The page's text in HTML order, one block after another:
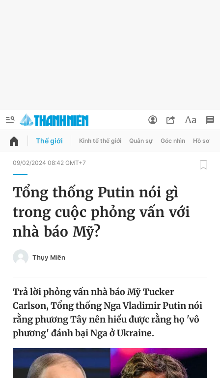
QUẢNG CÁO
Chuyên mục
Chuyên mục khác
Chào ngày mới
Video Magazine
Sản phẩm khác
Tiện ích Bạn cần biết
Đổi mật khẩu
Tin đã lưu
Thế giới Kinh tế thế giới Quân sự Góc nhìn Hồ sơ
09/02/2024 08:42 GMT+7
Tổng thống Putin nói gì
trong cuộc phỏng vấn với
nhà báo Mỹ?
Thụy Miên
Trả lời phỏng vấn nhà báo Mỹ Tucker
Carlson, Tổng thống Nga Vladimir Putin nói
rằng phương Tây nên hiểu được rằng họ 'vô
phương' đánh bại Nga ở Ukraine.